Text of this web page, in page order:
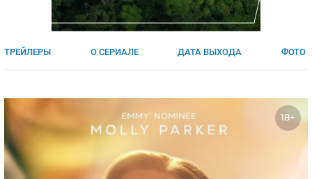
МЕЛОДРАМЫ
ИСПАНИЯ
ФРАНЦИЯ
СВЕТСКИЕ НОВОСТИ
ТРЕЙЛЕРЫ О СЕРИАЛЕ ДАТА ВЫХОДА ФОТО
18+